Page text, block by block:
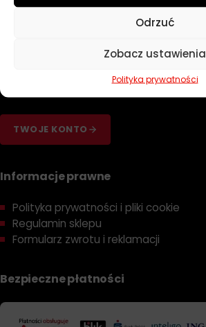
Odrzuć
Zobacz ustawienia
Polityka prywatności
TWOJE KONTO
Informacje prawne
Polityka prywatności i pliki cookie
Regulamin sklepu
Formularz zwrotu i reklamacji
Bezpieczne płatności